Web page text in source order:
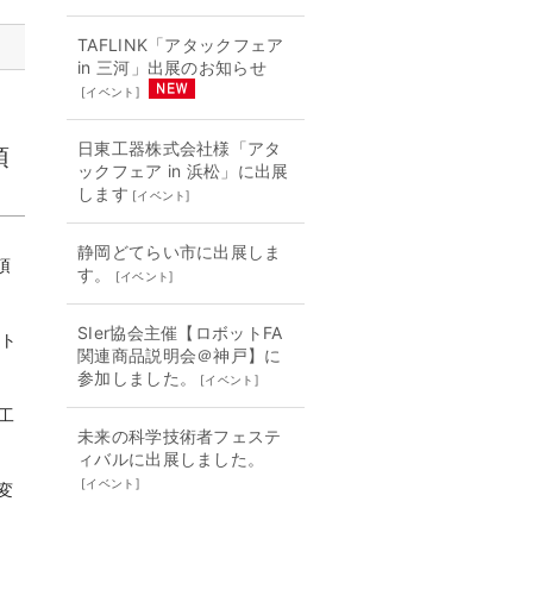
TAFLINK「アタックフェア
in 三河」出展のお知らせ
[イベント ]
日東工器株式会社様「アタ
ックフェア in 浜松」に出展
します [イベント]
静岡どてらい市に出展しま
す。
[イベント]
SIer協会主催【ロボットFA
関連商品説明会＠神戸】に
参加しました。
[イベント ]
未来の科学技術者フェステ
ィバルに出展しました。
[イベント ]